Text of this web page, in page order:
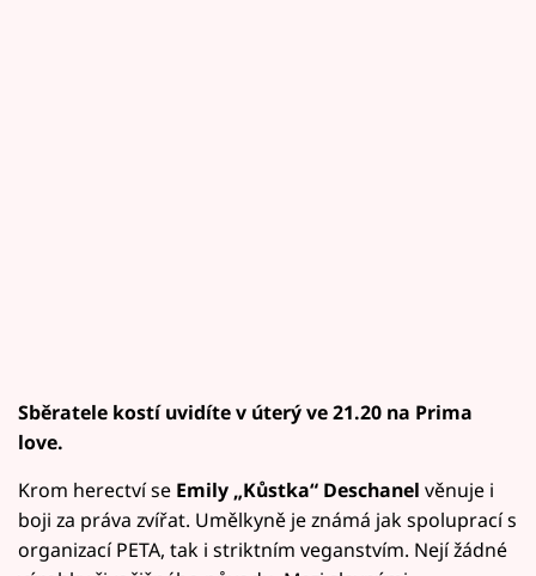
Sběratele kostí uvidíte v úterý ve 21.20 na Prima
love.
Krom herectví se Emily „Kůstka“ Deschanel věnuje i
boji za práva zvířat. Umělkyně je známá jak spoluprací s
organizací PETA, tak i striktním veganstvím. Nejí žádné